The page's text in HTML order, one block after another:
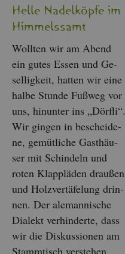
Helle Na­del­köp­fe im
Him­melssamt
Woll­ten wir am Abend
ein gutes Essen und Ge­
sel­lig­keit, hat­ten wir eine
halbe Stun­de Fuß­weg vor
uns, hin­un­ter ins „Dörf­li“.
Wir gin­gen in be­schei­de­
ne, ge­müt­li­che Gast­häu­
ser mit Schin­deln und
roten Klap­p­lä­den drau­ßen
und Holz­ver­tä­fe­lung drin­
nen. Der ale­man­ni­sche
Dia­lekt ver­hin­der­te, dass
wir die Dis­kus­sio­nen am
Stamm­tisch ver­ste­hen